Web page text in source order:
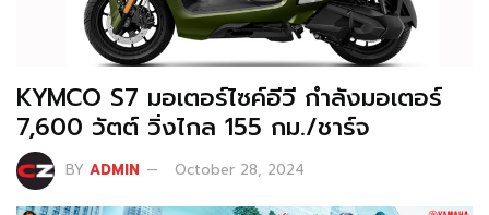
KYMCO S7 มอเตอร์ไซค์อีวี กำลังมอเตอร์
7,600 วัตต์ วิ่งไกล 155 กม./ชาร์จ
BY ADMIN October 28, 2024